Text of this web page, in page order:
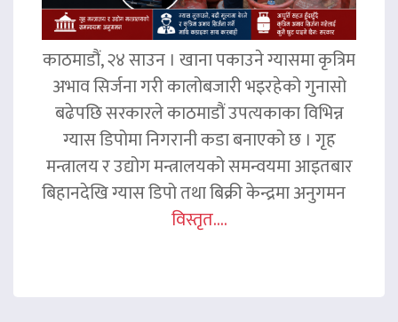
काठमाडौं, २४ साउन । खाना पकाउने ग्यासमा कृत्रिम
अभाव सिर्जना गरी कालोबजारी भइरहेको गुनासो
बढेपछि सरकारले काठमाडौं उपत्यकाका विभिन्न
ग्यास डिपोमा निगरानी कडा बनाएको छ । गृह
मन्त्रालय र उद्योग मन्त्रालयको समन्वयमा आइतबार
बिहानदेखि ग्यास डिपो तथा बिक्री केन्द्रमा अनुगमन
विस्तृत....